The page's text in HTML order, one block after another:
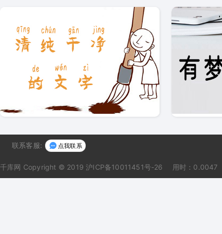
联系客服: 点我联系
千库网 Copyright © 2019 沪ICP备10011451号-26 用时：0.0047